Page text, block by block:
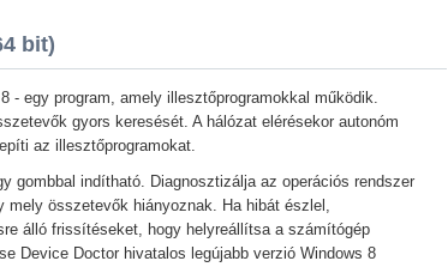
bit)
- egy program, amely illesztőprogramokkal működik.
gyors keresését. A hálózat elérésekor autonóm
az illesztőprogramokat.
gombbal indítható. Diagnosztizálja az operációs rendszer
mely összetevők hiányoznak. Ha hibát észlel,
álló frissítéseket, hogy helyreállítsa a számítógép
Device Doctor hivatalos legújabb verzió Windows 8